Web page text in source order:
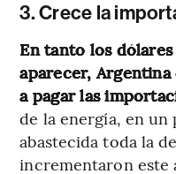
3. Crece la
En tanto los
aparecer,
a pagar las
de la energía, en un
abastecida toda la
incrementaron